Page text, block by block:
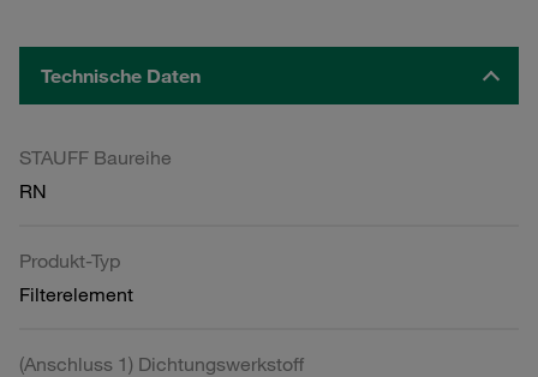
Technische Daten
STAUFF Baureihe
RN
Produkt-Typ
Filterelement
(Anschluss 1) Dichtungswerkstoff